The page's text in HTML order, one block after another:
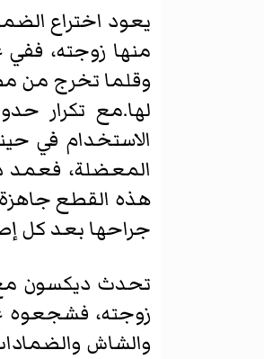
يعود اختراع
وقلما تخرج من
لها.مع تكرار
الاستخدام في
المعضلة،
هذه القطع
جراحها بعد كل
تحدث ديكسون
زوجته، فشجعوه
والشاش